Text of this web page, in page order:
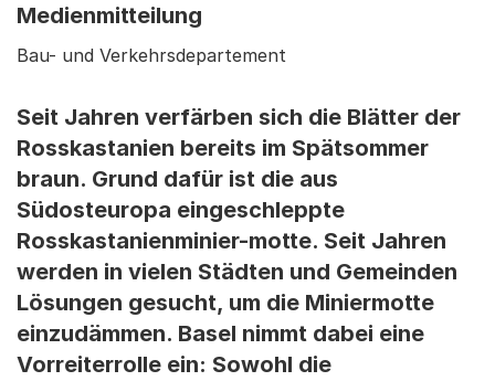
Medienmitteilung
Bau- und Verkehrsdepartement
Seit Jahren verfärben sich die Blätter der
Rosskastanien bereits im Spätsommer
braun. Grund dafür ist die aus
Südosteuropa eingeschleppte
Rosskastanienminier-motte. Seit Jahren
werden in vielen Städten und Gemeinden
Lösungen gesucht, um die Miniermotte
einzudämmen. Basel nimmt dabei eine
Vorreiterrolle ein: Sowohl die